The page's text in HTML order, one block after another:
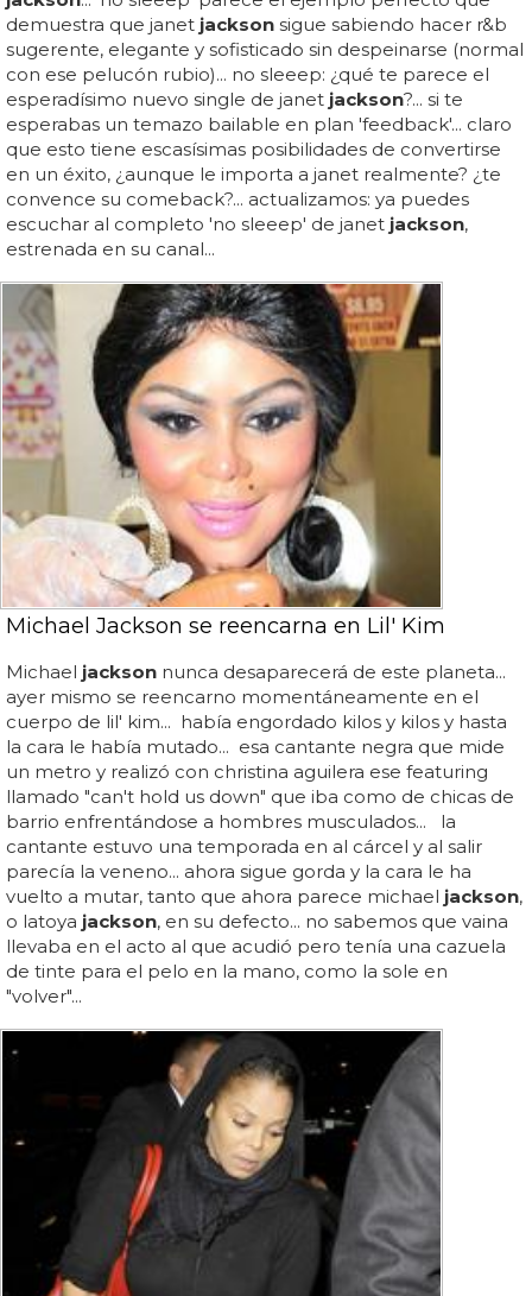
demuestra que janet jackson sigue sabiendo hacer r&b
sugerente, elegante y sofisticado sin despeinarse (normal
con ese pelucón rubio)... no sleeep: ¿qué te parece el
esperadísimo nuevo single de janet jackson?... si te
esperabas un temazo bailable en plan 'feedback'... claro
que esto tiene escasísimas posibilidades de convertirse
en un éxito, ¿aunque le importa a janet realmente? ¿te
convence su comeback?... actualizamos: ya puedes
escuchar al completo 'no sleeep' de janet jackson,
estrenada en su canal...
Michael Jackson se reencarna en Lil' Kim
Michael jackson nunca desaparecerá de este planeta...
ayer mismo se reencarno momentáneamente en el
cuerpo de lil' kim... había engordado kilos y kilos y hasta
la cara le había mutado... esa cantante negra que mide
un metro y realizó con christina aguilera ese featuring
llamado "can't hold us down" que iba como de chicas de
barrio enfrentándose a hombres musculados... la
cantante estuvo una temporada en al cárcel y al salir
parecía la veneno... ahora sigue gorda y la cara le ha
vuelto a mutar, tanto que ahora parece michael jackson,
o latoya jackson, en su defecto... no sabemos que vaina
llevaba en el acto al que acudió pero tenía una cazuela
de tinte para el pelo en la mano, como la sole en
"volver"...